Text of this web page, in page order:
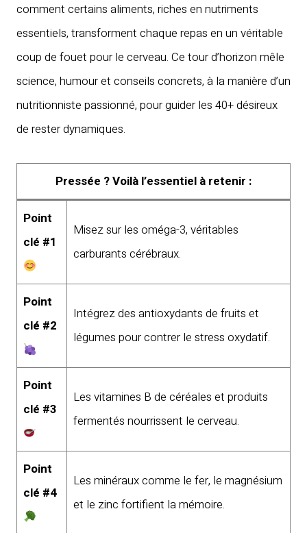
comment certains aliments, riches en nutriments
essentiels, transforment chaque repas en un véritable
coup de fouet pour le cerveau. Ce tour d’horizon mêle
science, humour et conseils concrets, à la manière d’un
nutritionniste passionné, pour guider les 40+ désireux
de rester dynamiques.
Pressée ? Voilà l’essentiel à retenir :
Point
clé #1
Misez sur les oméga-3, véritables
carburants cérébraux.
Point
clé #2
Intégrez des antioxydants de fruits et
légumes pour contrer le stress oxydatif.
Point
clé #3
Les vitamines B de céréales et produits
fermentés nourrissent le cerveau.
Point
clé #4
Les minéraux comme le fer, le magnésium
et le zinc fortifient la mémoire.